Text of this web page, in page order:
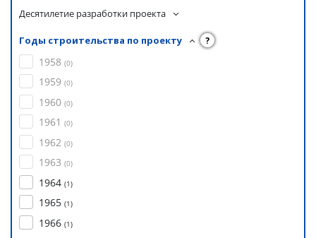
Десятилетие разработки проекта
Годы строительства по проекту ?
1958 (0)
1959 (0)
1960 (0)
1961 (0)
1962 (0)
1963 (0)
1964 (1)
1965 (1)
1966 (1)